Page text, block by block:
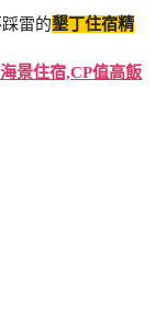
雷的墾丁住宿精
景住宿,CP值高飯